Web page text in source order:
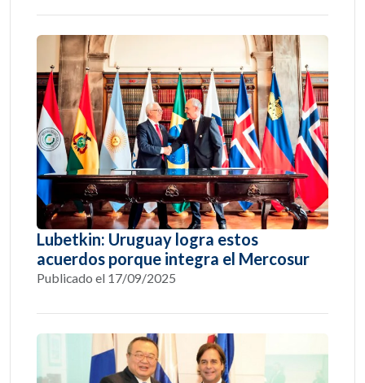
Lubetkin: Uruguay logra estos
acuerdos porque integra el Mercosur
Publicado el 17/09/2025